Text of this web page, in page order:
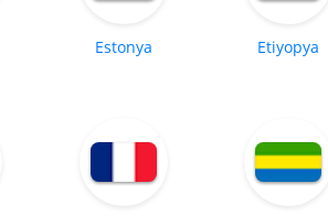
Estonya Etiyopya